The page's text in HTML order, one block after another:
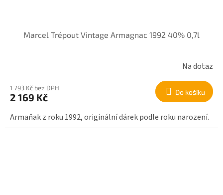
Marcel Trépout Vintage Armagnac 1992 40% 0,7l
Na dotaz
1 793 Kč bez DPH
2 169 Kč Do košíku
Armaňak z roku 1992, originální dárek podle roku narození.